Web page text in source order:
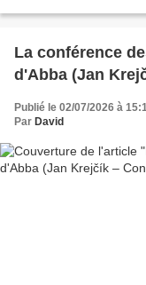
La conférence
d'Abba (Jan
Publié le 02/07/2026 à
Par David